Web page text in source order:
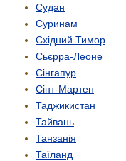
Судан
Суринам
Східний Тимор
Сьєрра-Леоне
Сінгапур
Сінт-Мартен
Таджикистан
Тайвань
Танзанія
Таїланд